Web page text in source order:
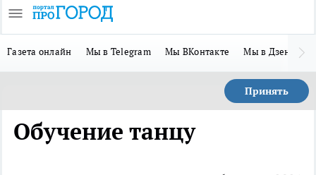
Газета онлайн Мы в Telegram Мы ВКонтакте Мы в Дзене
Принять
Обучение танцу